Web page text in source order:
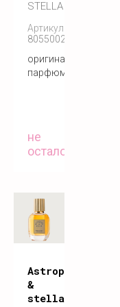
STELLA
Артикул:
8055002159449
оригинальный
парфюм
не
осталось
Astrophil
&
stella